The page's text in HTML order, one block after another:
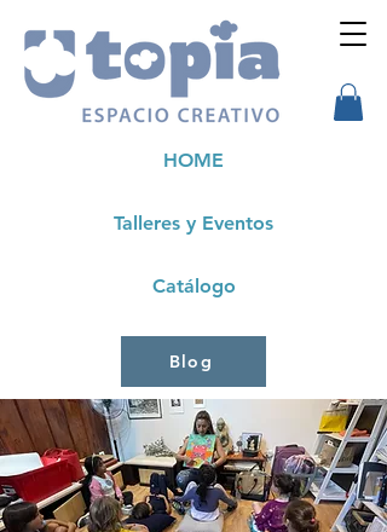
Talleres y Eventos
HOME
Catálogo
Blog